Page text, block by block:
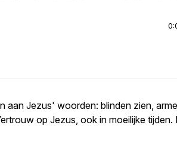
aan Jezus' woorden: blinden zien,
op Jezus, ook in moeilijke tijden.